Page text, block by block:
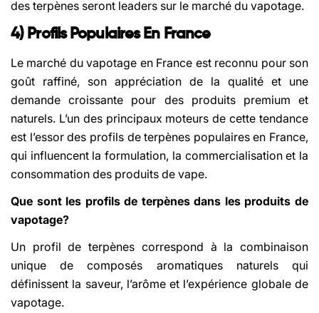
des terpènes seront leaders sur le marché du vapotage.
4) Profils Populaires En France
Le marché du vapotage en France est reconnu pour son
goût raffiné, son appréciation de la qualité et une
demande croissante pour des produits premium et
naturels. L’un des principaux moteurs de cette tendance
est l’essor des profils de terpènes populaires en France,
qui influencent la formulation, la commercialisation et la
consommation des produits de vape.
Que sont les profils de terpènes dans les produits de
vapotage?
Un profil de terpènes correspond à la combinaison
unique de composés aromatiques naturels qui
définissent la saveur, l’arôme et l’expérience globale de
vapotage.